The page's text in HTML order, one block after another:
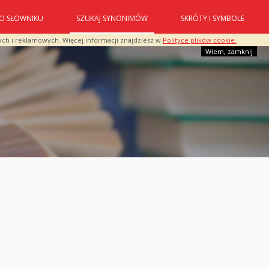
i reklamowych. Więcej informacji znajdziesz w Polityce plików cookie.
Wiem, zamknij
O SŁOWNIKU SZUKAJ SYNONIMÓW SKRÓTY I SYMBOLE